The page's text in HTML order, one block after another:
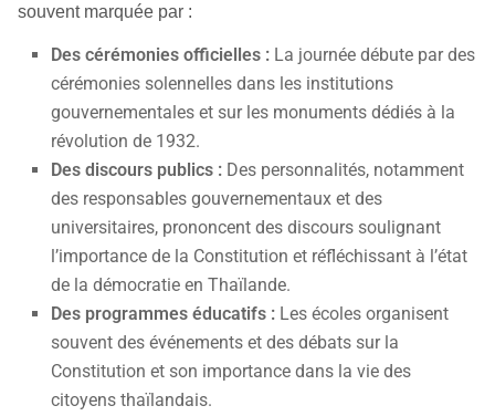
souvent marquée par :
Des cérémonies officielles :La journée débute par des
cérémonies solennelles dans les institutions
gouvernementales et sur les monuments dédiés à la
révolution de 1932.
Des discours publics :Des personnalités, notamment
des responsables gouvernementaux et des
universitaires, prononcent des discours soulignant
l’importance de la Constitution et réfléchissant à l’état
de la démocratie en Thaïlande.
Des programmes éducatifs : Les écoles organisent
souvent des événements et des débats sur la
Constitution et son importance dans la vie des
citoyens thaïlandais.